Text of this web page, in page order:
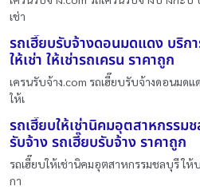
เช่า
รถเฮี๊ยบรับจ้างดอนมดแดง บริก
ให้เช่า ให้เช่ารถเครน ราคาถูก
เครนรับจ้าง.com รถเฮี๊ยบรับจ้างดอนมดแ
ให้เ
รถเฮี๊ยบให้เช่านิคมอุตสาหกรรม
รับจ้าง รถเฮี๊ยบรับจ้าง ราคาถูก
รถเฮี๊ยบให้เช่านิคมอุตสาหกรรมชลบุรี ให้
กา